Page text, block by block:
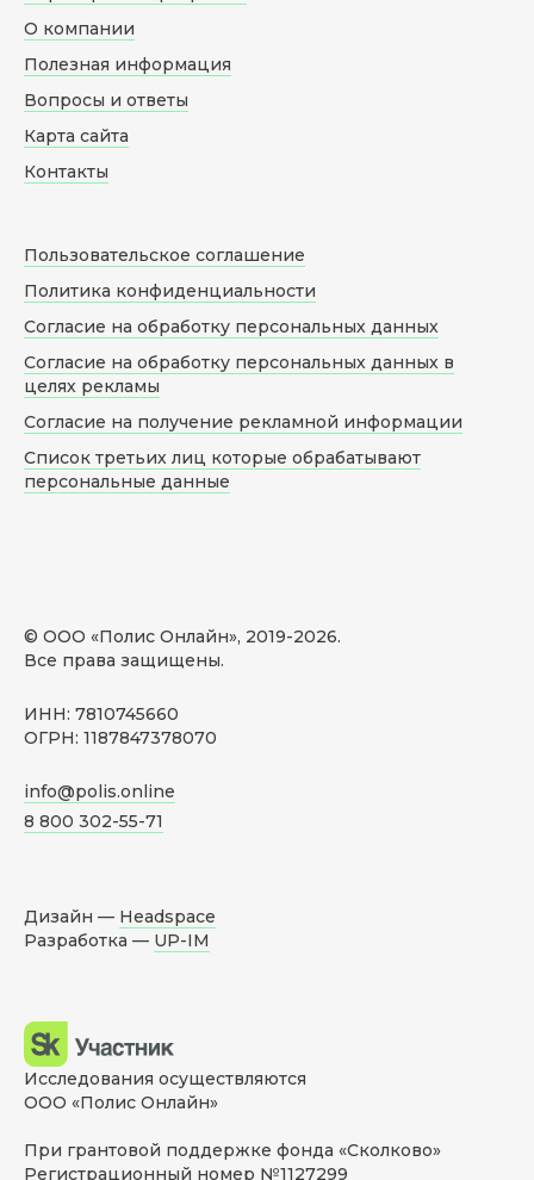
© ООО «Полис Онлайн», 2019-2026.
Все права защищены.
ИНН: 7810745660
ОГРН: 1187847378070
info@polis.online
8 800 302-55-71
О компании
Полезная информация
Вопросы и ответы
Карта сайта
Контакты
Пользовательское соглашение
Политика конфиденциальности
Согласие на обработку персональных данных
Согласие на обработку персональных данных в
целях рекламы
Согласие на получение рекламной информации
Список третьих лиц которые обрабатывают
персональные данные
Дизайн — Headspace
Разработка — UP-IM
Исследования осуществляются
ООО «Полис Онлайн»
При грантовой поддержке фонда «Сколково»
Регистрационный номер №1127299